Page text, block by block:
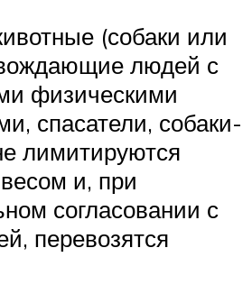
(собаки или
людей с
физическими
спасатели, собаки-
лимитируются
и, при
согласовании с
перевозятся